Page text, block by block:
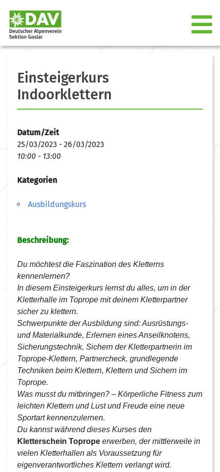
Einsteigerkurs
Indoorklettern
Datum/Zeit
25/03/2023 - 26/03/2023
10:00 - 13:00
Kategorien
Ausbildungskurs
Beschreibung:
Du möchtest die Faszination des Kletterns
kennenlernen?
In diesem Einsteigerkurs lernst du alles, um in der
Kletterhalle im Toprope mit deinem Kletterpartner
sicher zu klettern.
Schwerpunkte der Ausbildung sind: Ausrüstungs-
und Materialkunde, Erlernen eines Anseilknotens,
Sicherungstechnik, Sichern der Kletterpartnerin im
Toprope-Klettern, Partnercheck, grundlegende
Techniken beim Klettern, Klettern und Sichern im
Toprope.
Was musst du mitbringen? – Körperliche Fitness zum
leichten Klettern und Lust und Freude eine neue
Sportart kennenzulernen.
Du kannst während dieses Kurses den
Kletterschein Toprope erwerben, der mittlerweile in
vielen Kletterhallen als Voraussetzung für
eigenverantwortliches Klettern verlangt wird.